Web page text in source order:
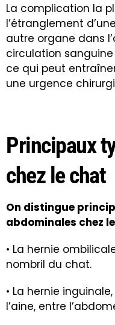
La complication la
l’étranglement
autre organe dans
circulation
ce qui peut
une urgence
Principaux
chez le chat
On distingue
abdominales chez
• La hernie
nombril du chat.
• La hernie
l’aine, entre